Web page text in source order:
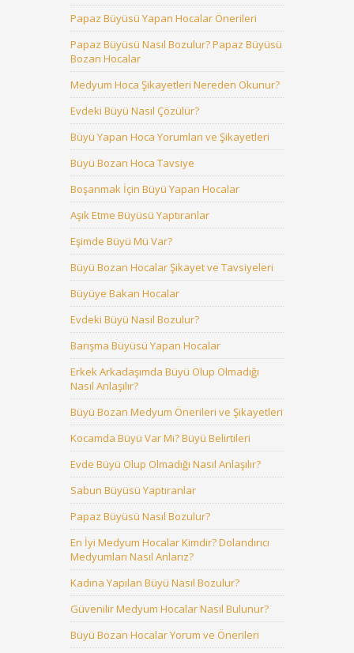
Papaz Büyüsü Yapan Hocalar Önerileri
Papaz Büyüsü Nasıl Bozulur? Papaz Büyüsü
Bozan Hocalar
Medyum Hoca Şikayetleri Nereden Okunur?
Evdeki Büyü Nasıl Çözülür?
Büyü Yapan Hoca Yorumları ve Şikayetleri
Büyü Bozan Hoca Tavsiye
Boşanmak İçin Büyü Yapan Hocalar
Aşık Etme Büyüsü Yaptıranlar
Eşimde Büyü Mü Var?
Büyü Bozan Hocalar Şikayet ve Tavsiyeleri
Büyüye Bakan Hocalar
Evdeki Büyü Nasıl Bozulur?
Barışma Büyüsü Yapan Hocalar
Erkek Arkadaşımda Büyü Olup Olmadığı
Nasıl Anlaşılır?
Büyü Bozan Medyum Önerileri ve Şikayetleri
Kocamda Büyü Var Mı? Büyü Belirtileri
Evde Büyü Olup Olmadığı Nasıl Anlaşılır?
Sabun Büyüsü Yaptıranlar
Papaz Büyüsü Nasıl Bozulur?
En İyi Medyum Hocalar Kimdir? Dolandırıcı
Medyumları Nasıl Anlarız?
Kadına Yapılan Büyü Nasıl Bozulur?
Güvenilir Medyum Hocalar Nasıl Bulunur?
Büyü Bozan Hocalar Yorum ve Önerileri